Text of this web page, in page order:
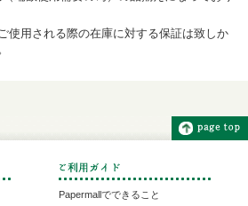
使用される際の在庫に対する保証は致しか
Papermallでできること